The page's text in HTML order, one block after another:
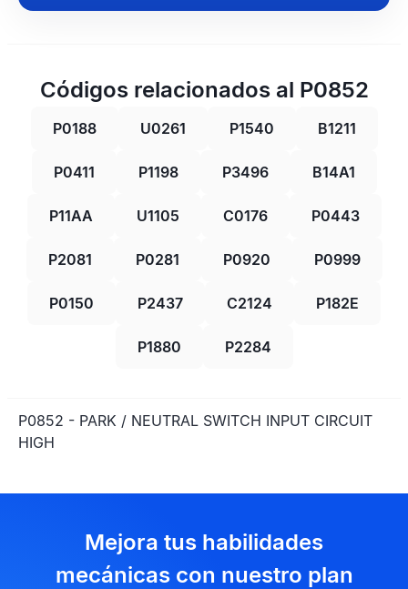
Códigos relacionados al P0852
P0188 U0261 P1540 B1211
P0411 P1198 P3496 B14A1
P11AA U1105 C0176 P0443
P2081 P0281 P0920 P0999
P0150 P2437 C2124 P182E
P1880 P2284
P0852 - PARK / NEUTRAL SWITCH INPUT CIRCUIT
HIGH
Mejora tus habilidades
mecánicas con nuestro plan